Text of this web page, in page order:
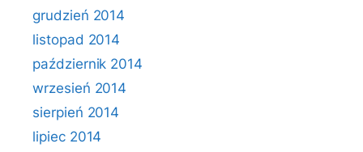
grudzień 2014
listopad 2014
październik 2014
wrzesień 2014
sierpień 2014
lipiec 2014